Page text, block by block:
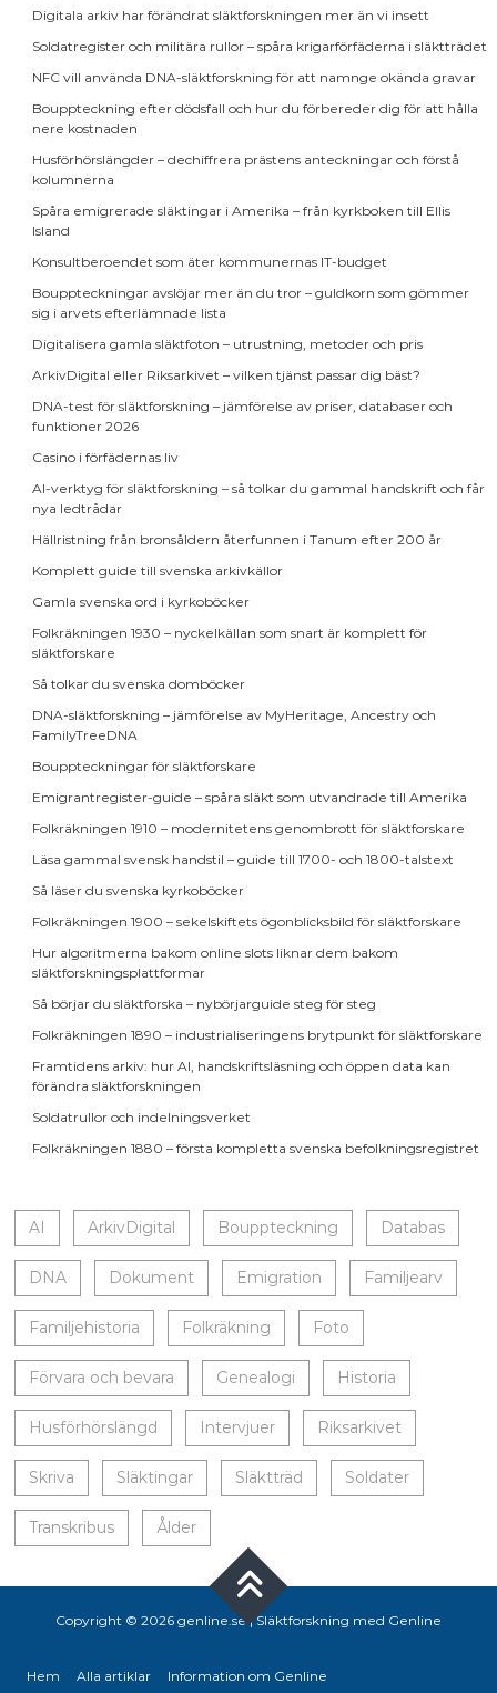
Digitala arkiv har förändrat släktforskningen mer än vi insett
Soldatregister och militära rullor – spåra krigarförfäderna i släktträdet
NFC vill använda DNA-släktforskning för att namnge okända gravar
Bouppteckning efter dödsfall och hur du förbereder dig för att hålla
nere kostnaden
Husförhörslängder – dechiffrera prästens anteckningar och förstå
kolumnerna
Spåra emigrerade släktingar i Amerika – från kyrkboken till Ellis
Island
Konsultberoendet som äter kommunernas IT-budget
Bouppteckningar avslöjar mer än du tror – guldkorn som gömmer
sig i arvets efterlämnade lista
Digitalisera gamla släktfoton – utrustning, metoder och pris
ArkivDigital eller Riksarkivet – vilken tjänst passar dig bäst?
DNA-test för släktforskning – jämförelse av priser, databaser och
funktioner 2026
Casino i förfädernas liv
AI-verktyg för släktforskning – så tolkar du gammal handskrift och får
nya ledtrådar
Hällristning från bronsåldern återfunnen i Tanum efter 200 år
Komplett guide till svenska arkivkällor
Gamla svenska ord i kyrkoböcker
Folkräkningen 1930 – nyckelkällan som snart är komplett för
släktforskare
Så tolkar du svenska domböcker
DNA-släktforskning – jämförelse av MyHeritage, Ancestry och
FamilyTreeDNA
Bouppteckningar för släktforskare
Emigrantregister-guide – spåra släkt som utvandrade till Amerika
Folkräkningen 1910 – modernitetens genombrott för släktforskare
Läsa gammal svensk handstil – guide till 1700- och 1800-talstext
Så läser du svenska kyrkoböcker
Folkräkningen 1900 – sekelskiftets ögonblicksbild för släktforskare
Hur algoritmerna bakom online slots liknar dem bakom
släktforskningsplattformar
Så börjar du släktforska – nybörjarguide steg för steg
Folkräkningen 1890 – industrialiseringens brytpunkt för släktforskare
Framtidens arkiv: hur AI, handskriftsläsning och öppen data kan
förändra släktforskningen
Soldatrullor och indelningsverket
Folkräkningen 1880 – första kompletta svenska befolkningsregistret
AI ArkivDigital Bouppteckning Databas
DNA Dokument Emigration Familjearv
Familjehistoria Folkräkning Foto
Förvara och bevara Genealogi Historia
Husförhörslängd Intervjuer Riksarkivet
Skriva Släktingar Släktträd Soldater
Transkribus Ålder
Copyright © 2026 genline.se |Släktforskning med Genline
Hem Alla artiklar
Information om Genline